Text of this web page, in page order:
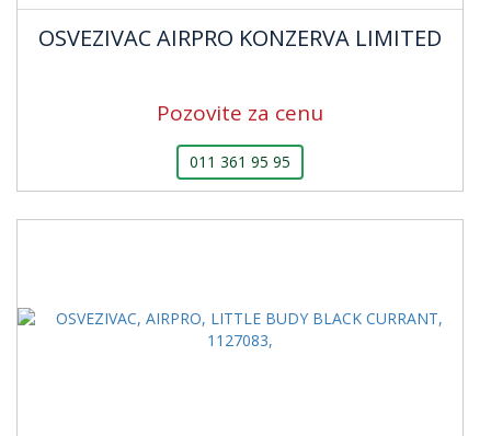
OSVEZIVAC AIRPRO KONZERVA LIMITED
Pozovite za cenu
011 361 95 95